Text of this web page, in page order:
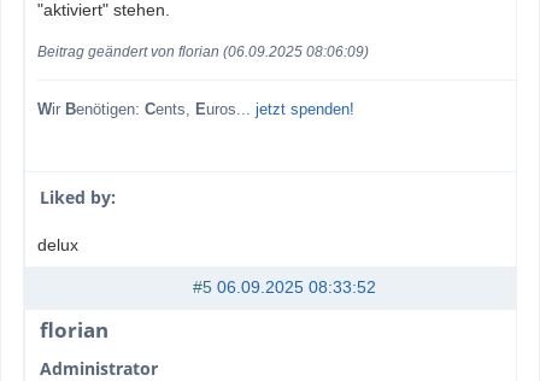
"aktiviert" stehen.
Beitrag geändert von florian (06.09.2025 08:06:09)
Wir Benötigen: Cents, Euros... jetzt spenden!
Liked by:
delux
#5 06.09.2025 08:33:52
florian
Administrator